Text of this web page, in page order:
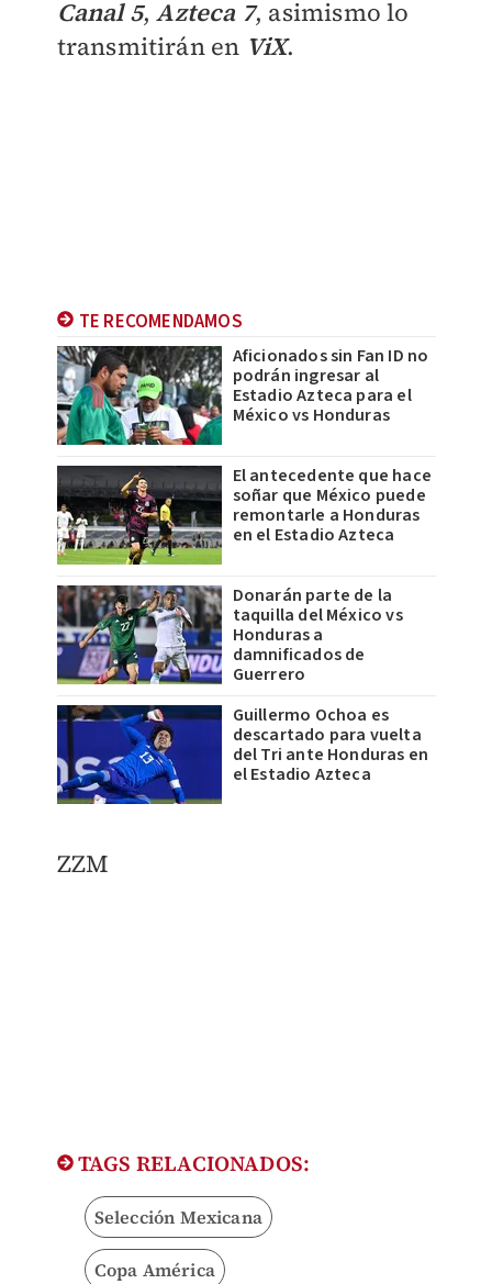
Canal 5,Azteca 7, asimismo lo
transmitirán en ViX.
TE RECOMENDAMOS
Aficionados sin Fan ID no
podrán ingresar al
Estadio Azteca para el
México vs Honduras
El antecedente que hace
soñar que México puede
remontarle a Honduras
en el Estadio Azteca
Donarán parte de la
taquilla del México vs
Honduras a
damnificados de
Guerrero
Guillermo Ochoa es
descartado para vuelta
del Tri ante Honduras en
el Estadio Azteca
ZZM
TAGS RELACIONADOS:
Selección Mexicana
Copa América